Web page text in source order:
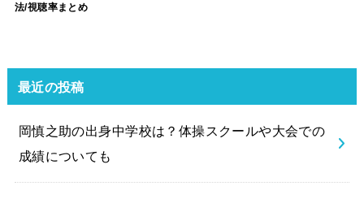
法/視聴率まとめ
最近の投稿
岡慎之助の出身中学校は？体操スクールや大会での
成績についても